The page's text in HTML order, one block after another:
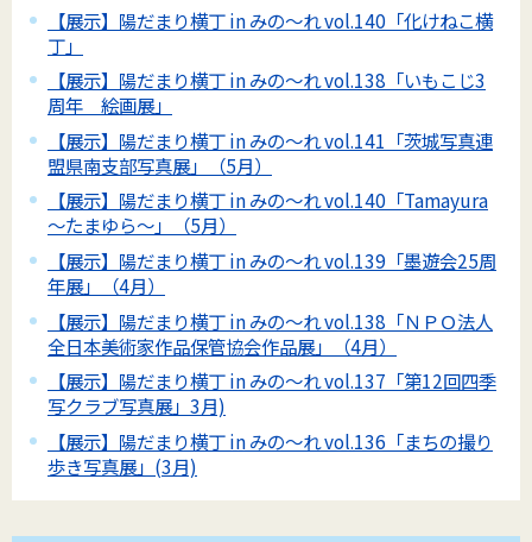
【展示】陽だまり横丁 in みの～れ vol.140「化けねこ横
丁」
【展示】陽だまり横丁 in みの～れ vol.138「いもこじ3
周年 絵画展」
【展示】陽だまり横丁 in みの～れ vol.141「茨城写真連
盟県南支部写真展」（5月）
【展示】陽だまり横丁 in みの～れ vol.140「Tamayura
～たまゆら～」（5月）
【展示】陽だまり横丁 in みの～れ vol.139「墨遊会25周
年展」（4月）
【展示】陽だまり横丁 in みの～れ vol.138「ＮＰＯ法人
全日本美術家作品保管協会作品展」（4月）
【展示】陽だまり横丁 in みの～れ vol.137「第12回四季
写クラブ写真展」3月)
【展示】陽だまり横丁 in みの～れ vol.136「まちの撮り
歩き写真展」(3月)